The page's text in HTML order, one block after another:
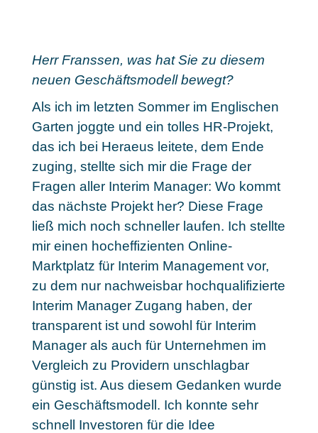
Herr Franssen, was hat Sie zu diesem
neuen Geschäftsmodell bewegt?
Als ich im letzten Sommer im Englischen
Garten joggte und ein tolles HR-Projekt,
das ich bei Heraeus leitete, dem Ende
zuging, stellte sich mir die Frage der
Fragen aller Interim Manager: Wo kommt
das nächste Projekt her? Diese Frage
ließ mich noch schneller laufen. Ich stellte
mir einen hocheffizienten Online-
Marktplatz für Interim Management vor,
zu dem nur nachweisbar hochqualifizierte
Interim Manager Zugang haben, der
transparent ist und sowohl für Interim
Manager als auch für Unternehmen im
Vergleich zu Providern unschlagbar
günstig ist. Aus diesem Gedanken wurde
ein Geschäftsmodell. Ich konnte sehr
schnell Investoren für die Idee